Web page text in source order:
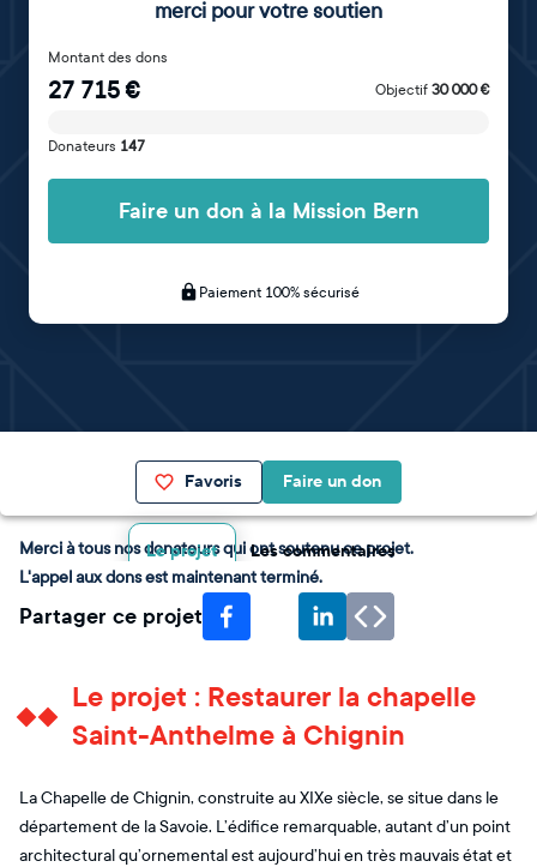
merci pour votre soutien
Montant des dons
27 715€ Objectif 30 000€
Donateurs 147
Faire un don à la Mission Bern
Paiement 100% sécurisé
Favoris Faire un don
Le projet Les commentaires
Merci à tous nos donateurs qui ont soutenu ce projet.
L'appel aux dons est maintenant terminé.
Partager ce projet
Le projet : Restaurer la chapelle
Saint-Anthelme à Chignin
La Chapelle de Chignin, construite au XIXe siècle, se situe dans le
département de la Savoie. L’édifice remarquable, autant d’un point
architectural qu’ornemental est aujourd’hui en très mauvais état et